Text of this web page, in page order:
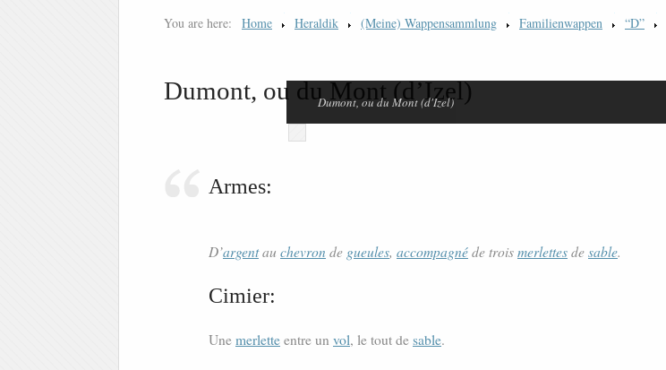
You are here: Home Heraldik (Meine) Wappensammlung Familienwappen “D”
Dumont, ou du Mont (d’Izel)
Dumont, ou du Mont (d'Izel)
Armes:
D’argentau chevron de gueules, accompagnéde troismerlettesdesable.
Cimier:
Une merlette entre un vol, le tout de sable.